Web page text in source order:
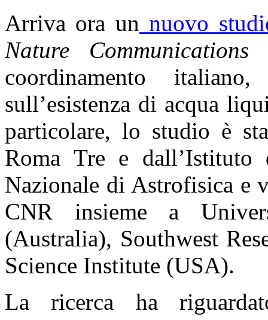
Arriva ora un nuovo
Nature Communications
coordinamento
sull’esistenza di acqua
particolare, lo studio è
Roma Tre e dall’Istituto
Nazionale di Astrofisica e
CNR insieme a
(Australia), Southwest
Science Institute (USA).
La ricerca ha